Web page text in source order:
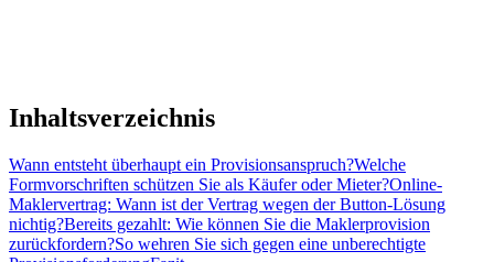
Inhaltsverzeichnis
Wann entsteht überhaupt ein Provisionsanspruch?Welche
Formvorschriften schützen Sie als Käufer oder Mieter?Online-
Maklervertrag: Wann ist der Vertrag wegen der Button-Lösung
nichtig?Bereits gezahlt: Wie können Sie die Maklerprovision
zurückfordern?So wehren Sie sich gegen eine unberechtigte